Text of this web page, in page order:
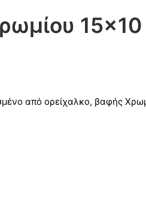
15×10
από ορείχαλκο, βαφής